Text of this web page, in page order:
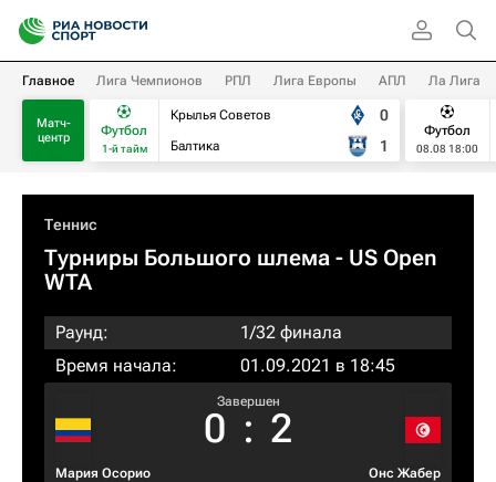
Главное Лига Чемпионов РПЛ Лига Европы АПЛ Ла Лига
Матч-
центр
Футбол
1-й тайм
Крылья Советов
Балтика
0
1
Футбол
08.08 18:00
Теннис
Турниры Большого шлема - US Open
WTA
Раунд:
1/32 финала
Время начала:
01.09.2021 в 18:45
Мария Осорио
Завершен
0 : 2
Онс Жабер